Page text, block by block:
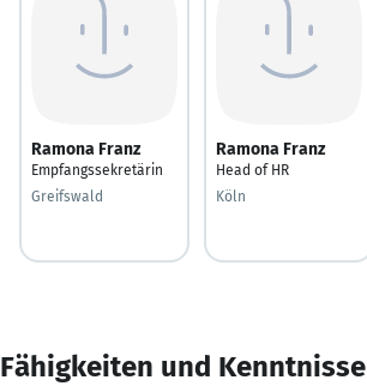
Ramona Franz
Empfangssekretärin
Greifswald
Ramona Franz
Head of HR
Köln
Fähigkeiten und Kenntnisse